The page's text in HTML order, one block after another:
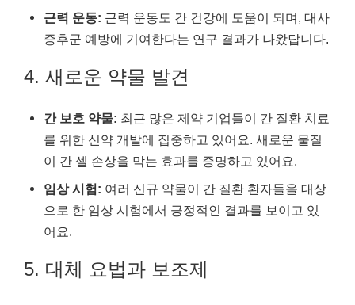
근력 운동: 근력 운동도 간 건강에 도움이 되며, 대사
증후군 예방에 기여한다는 연구 결과가 나왔답니다.
4. 새로운 약물 발견
간 보호 약물: 최근 많은 제약 기업들이 간 질환 치료
를 위한 신약 개발에 집중하고 있어요. 새로운 물질
이 간 셀 손상을 막는 효과를 증명하고 있어요.
임상 시험: 여러 신규 약물이 간 질환 환자들을 대상
으로 한 임상 시험에서 긍정적인 결과를 보이고 있
어요.
5. 대체 요법과 보조제